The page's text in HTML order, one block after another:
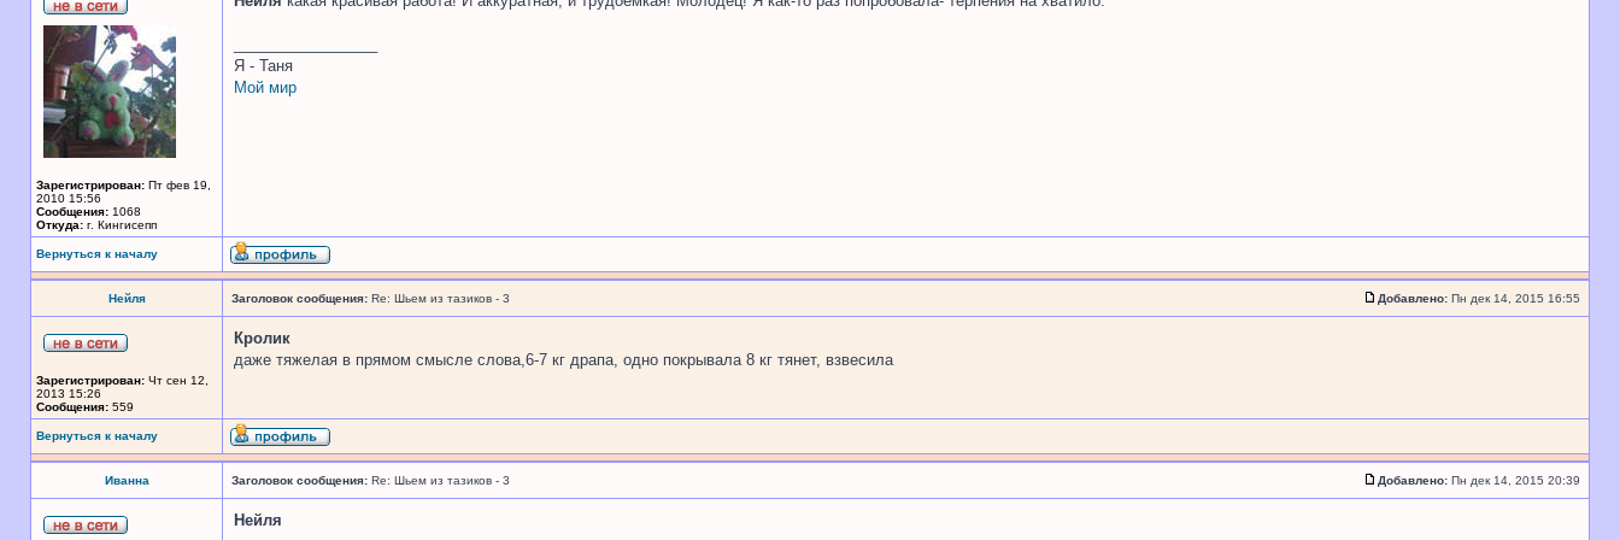
Зарегистрирован: Пт фев 19,
2010 15:56
Сообщения: 1068
Откуда: г. Кингисепп
Я - Таня
Мой мир
Вернуться к началу
Нейля Заголовок сообщения: Re: Шьем из тазиков - 3 Добавлено: Пн дек 14, 2015 16:55
Зарегистрирован: Чт сен 12,
2013 15:26
Сообщения: 559
Кролик
даже тяжелая в прямом смысле слова,6-7 кг драпа, одно покрывала 8 кг тянет, взвесила
Вернуться к началу
Иванна Заголовок сообщения: Re: Шьем из тазиков - 3 Добавлено: Пн дек 14, 2015 20:39
Нейля